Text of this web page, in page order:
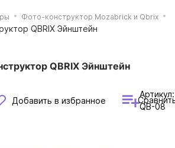
Фото-конструктор Mozabrick и Qbrix
QBRIX Эйнштейн
QBRIX Эйнштейн
Добавить в избранное
Артикул:
QB-08